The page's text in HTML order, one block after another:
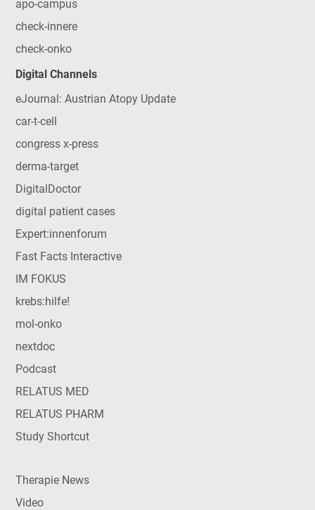
apo-campus
check-innere
check-onko
Digital Channels
eJournal: Austrian Atopy Update
car-t-cell
congress x-press
derma-target
DigitalDoctor
digital patient cases
Expert:innenforum
Fast Facts Interactive
IM FOKUS
krebs:hilfe!
mol-onko
nextdoc
Podcast
RELATUS MED
RELATUS PHARM
Study Shortcut
Therapie News
Video